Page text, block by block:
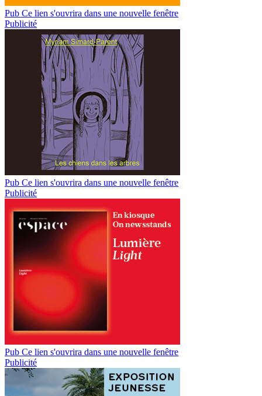
Pub Ce lien s'ouvrira dans une nouvelle fenêtre
Publicité
Pub Ce lien s'ouvrira dans une nouvelle fenêtre
Publicité
Pub Ce lien s'ouvrira dans une nouvelle fenêtre
Publicité